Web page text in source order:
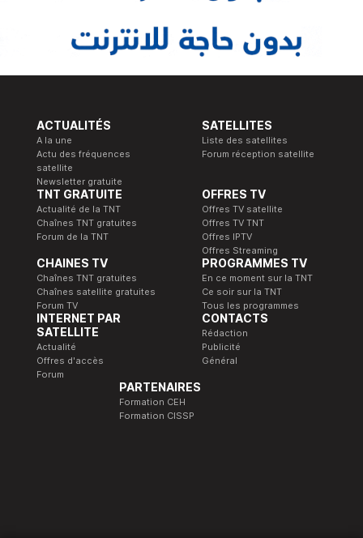
ACTUALITÉS
A la une
Actu des fréquences
satellite
Newsletter gratuite
SATELLITES
Liste des satellites
Forum réception satellite
TNT GRATUITE
Actualité de la TNT
Chaînes TNT gratuites
Forum de la TNT
OFFRES TV
Offres TV satellite
Offres TV TNT
Offres IPTV
Offres Streaming
CHAINES TV
Chaînes TNT gratuites
Chaînes satellite gratuites
Forum TV
PROGRAMMES TV
En ce moment sur la TNT
Ce soir sur la TNT
Tous les programmes
INTERNET PAR
SATELLITE
Actualité
Offres d'accès
Forum
CONTACTS
Rédaction
Publicité
Général
PARTENAIRES
Formation CEH
Formation CISSP